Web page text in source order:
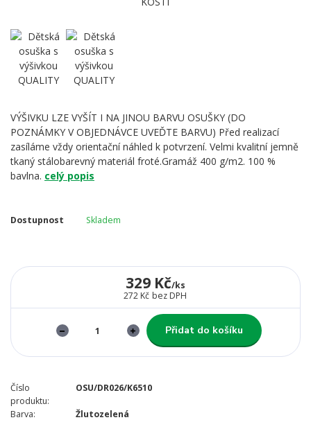
VÝŠIVKU LZE VYŠÍT I NA JINOU BARVU OSUŠKY (DO
POZNÁMKY V OBJEDNÁVCE UVEĎTE BARVU) Před realizací
zasíláme vždy orientační náhled k potvrzení. Velmi kvalitní jemně
tkaný stálobarevný materiál froté.Gramáž 400 g/m2. 100 %
bavlna. celý popis
Dostupnost Skladem
329 Kč/ks
272 Kč bez DPH
Přidat do košíku
Číslo
produktu:
OSU/DR026/K6510
Barva: Žlutozelená